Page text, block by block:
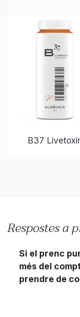
B37
Respostes a
Si el prenc
més del
prendre de